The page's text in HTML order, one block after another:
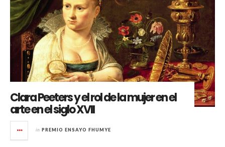
Clara Peeters y el rol de la mujer en el
arte en el siglo XVII
in PREMIO ENSAYO FHUMYE